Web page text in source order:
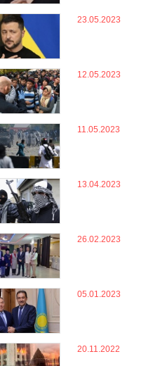
23.05.2023
12.05.2023
11.05.2023
13.04.2023
26.02.2023
05.01.2023
20.11.2022